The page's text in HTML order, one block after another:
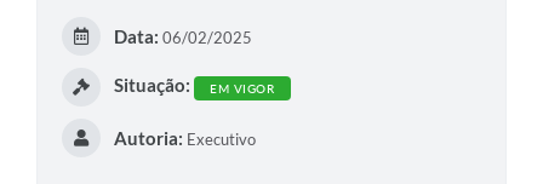
Data: 06/02/2025
Situação: EM VIGOR
Autoria: Executivo